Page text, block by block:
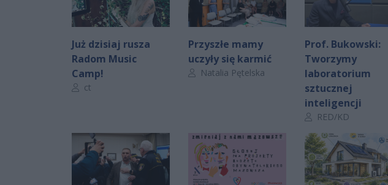
Już dzisiaj rusza
Radom Music
Camp!
Autor artykułu:
ct
Przyszłe mamy
uczyły się karmić
Autor artykułu:
Natalia Pętelska
Prof. Bukowski:
Tworzymy
laboratorium
sztucznej
inteligencji
Autor artykułu:
RED/KD